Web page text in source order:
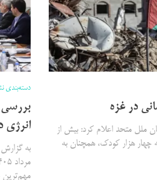
در غزه
ملل متحد اعلام کرد: بیش از
از جمله چهار هزار کودک، همچنان به
دسته‌بندی
بررسی
انرژی